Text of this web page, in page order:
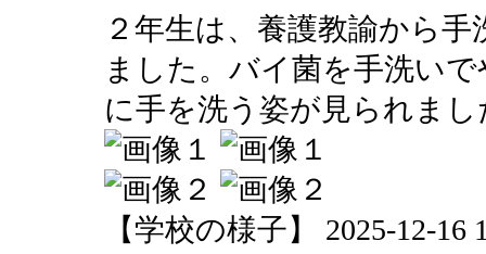
２年生は、養護教諭から
ました。バイ菌を手洗い
に手を洗う姿が見られまし
【学校の様子】 2025-12-16